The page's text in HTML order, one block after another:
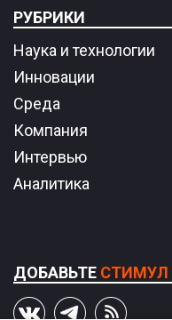
РУБРИКИ
Наука и технологии
Инновации
Среда
Компания
Интервью
Аналитика
ДОБАВЬТЕ СТИМУЛ